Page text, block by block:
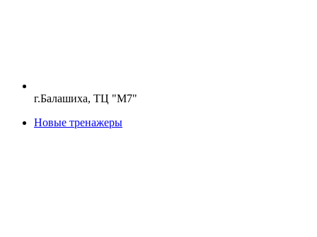
г.Балашиха, ТЦ "М7"
Новые тренажеры